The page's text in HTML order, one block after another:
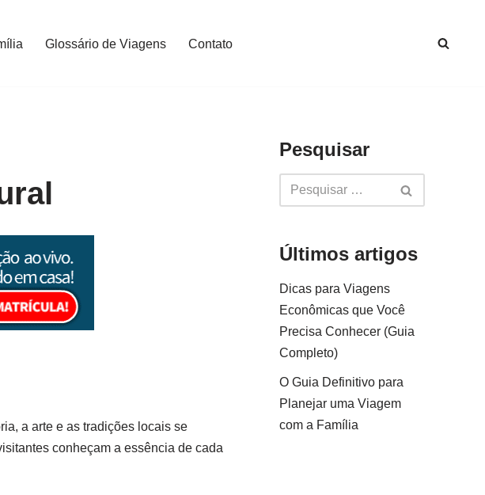
Glossário de Viagens Contato
a arte e as tradições locais se
conheçam a essência de cada
Pesquisar
Últimos artigos
Dicas para Viagens
Econômicas que Você
Precisa Conhecer (Guia
Completo)
O Guia Definitivo para
Planejar uma Viagem
com a Família